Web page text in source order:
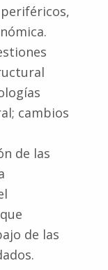
cambios
de las
de las